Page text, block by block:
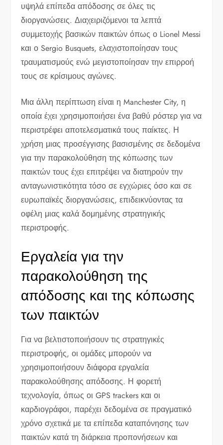
υψηλά επίπεδα απόδοσης σε όλες τις
διοργανώσεις. Διαχειριζόμενοι τα λεπτά
συμμετοχής βασικών παικτών όπως ο Lionel Messi
και ο Sergio Busquets, ελαχιστοποίησαν τους
τραυματισμούς ενώ μεγιστοποίησαν την επιρροή
τους σε κρίσιμους αγώνες.
Μια άλλη περίπτωση είναι η Manchester City, η
οποία έχει χρησιμοποιήσει ένα βαθύ ρόστερ για να
περιστρέφει αποτελεσματικά τους παίκτες. Η
χρήση μιας προσέγγισης βασισμένης σε δεδομένα
για την παρακολούθηση της κόπωσης των
παικτών τους έχει επιτρέψει να διατηρούν την
ανταγωνιστικότητα τόσο σε εγχώριες όσο και σε
ευρωπαϊκές διοργανώσεις, επιδεικνύοντας τα
οφέλη μιας καλά δομημένης στρατηγικής
περιστροφής.
Εργαλεία για την
παρακολούθηση της
απόδοσης και της κόπωσης
των παικτών
Για να βελτιστοποιήσουν τις στρατηγικές
περιστροφής, οι ομάδες μπορούν να
χρησιμοποιήσουν διάφορα εργαλεία
παρακολούθησης απόδοσης. Η φορετή
τεχνολογία, όπως οι GPS trackers και οι
καρδιογράφοι, παρέχει δεδομένα σε πραγματικό
χρόνο σχετικά με τα επίπεδα καταπόνησης των
παικτών κατά τη διάρκεια προπονήσεων και